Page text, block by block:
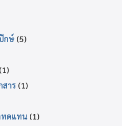
กษ์ (5)
(1)
สาร (1)
ทดแทน (1)